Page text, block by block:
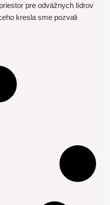
pre odvážnych lídrov
kresla sme pozvali